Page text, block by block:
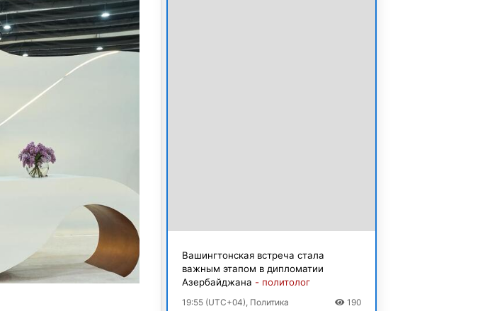
Вашингтонская встреча стала
важным этапом в дипломатии
Азербайджана - политолог
19:55 (UTC+04), Политика 190